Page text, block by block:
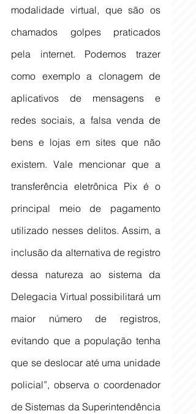
modalidade virtual, que são os
chamados golpes praticados
pela internet. Podemos trazer
como exemplo a clonagem de
aplicativos de mensagens e
redes sociais, a falsa venda de
bens e lojas em sites que não
existem. Vale mencionar que a
transferência eletrônica Pix é o
principal meio de pagamento
utilizado nesses delitos. Assim, a
inclusão da alternativa de registro
dessa natureza ao sistema da
Delegacia Virtual possibilitará um
maior número de registros,
evitando que a população tenha
que se deslocar até uma unidade
policial”, observa o coordenador
de Sistemas da Superintendência